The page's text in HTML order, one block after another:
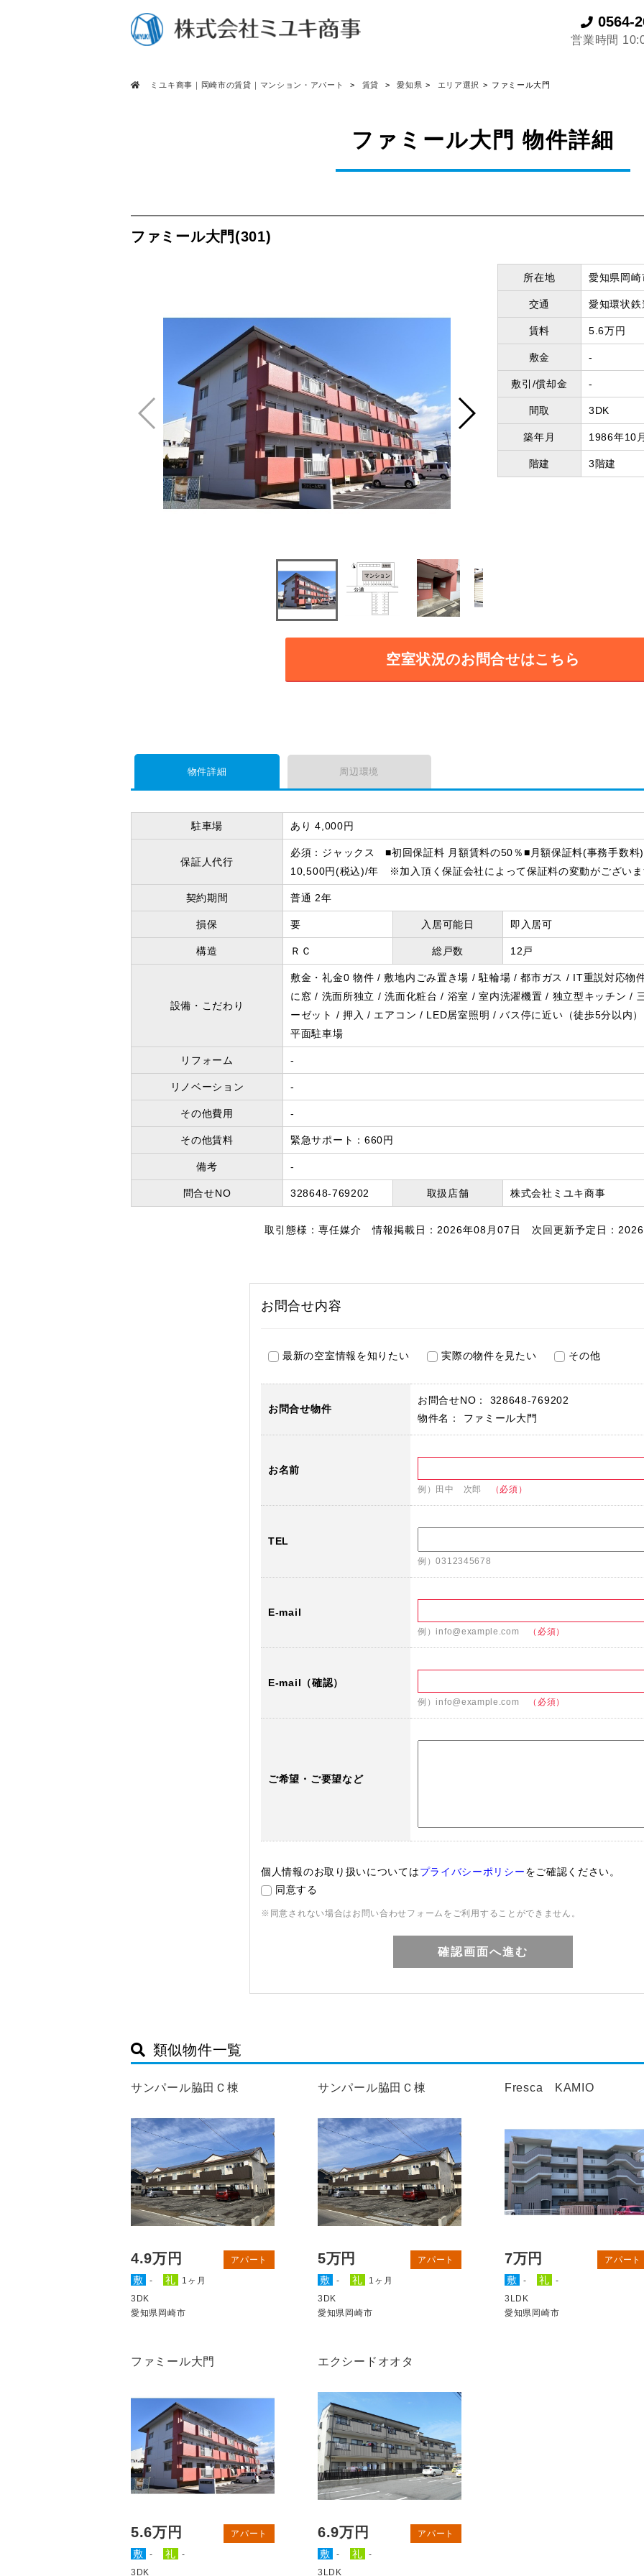
0564-
営業時間
ミユキ商事｜岡崎市の賃貸｜マンション・アパート 賃貸 愛知県 エリア選択 ファミール大門
ファミール大門 物件詳細
ファミール大門(301)
所在地 愛知県岡崎
交通 愛知環状
賃料 5.6万円
敷金 -
敷引/償却金 -
間取 3DK
築年月 1986年10月
階建 3階建
空室状況のお問合せはこちら
物件詳細 周辺環境
駐車場 あり 4,000円
保証人代行
必須：ジャックス ■初回保証料 月額賃料の50％■月額保証料(事務手数料
10,500円(税込)/年 ※加入頂く保証会社によって保証料の変動がございま
契約期間 普通 2年
損保 要 入居可能日 即入居可
構造 ＲＣ 総戸数 12戸
設備・こだわり
敷金・礼金0 物件 敷地内ごみ置き場 駐輪場 都市ガス IT重説対応物
に窓
洗面所独立 洗面化粧台 浴室 室内洗濯機置 独立型キッチン
ーゼット
押入 エアコン LED居室照明 バス停に近い（徒歩5分以内）
平面駐車場
リフォーム -
リノベーション -
その他費用 -
その他賃料 緊急サポート：660円
備考 -
問合せNO 328648-769202 取扱店舗 株式会社ミユキ商事
取引態様：専任媒介 情報掲載日：2026年08月07日 次回更新予定日：2026
お問合せ内容
最新の空室情報を知りたい 実際の物件を見たい その他
お問合せ物件
お問合せNO： 328648-769202
物件名： ファミール大門
お名前
例）田中 次郎 （必須）
TEL
例）0312345678
E-mail
例）info@example.com （必須）
E-mail（確認）
例）info@example.com （必須）
ご希望・ご要望など
個人情報のお取り扱いについてはプライバシーポリシーをご確認ください。
同意する
※同意されない場合はお問い合わせフォームをご利用することができません。
類似物件一覧
サンパール脇田Ｃ棟
4.9万円 アパート
敷 - 礼
1ヶ月
3DK
愛知県岡崎市
サンパール脇田Ｃ棟
5万円 アパート
敷 - 礼
1ヶ月
3DK
愛知県岡崎市
Fresca KAMIO
7万円 アパート
敷 - 礼
-
3LDK
愛知県岡崎市
ファミール大門
5.6万円 アパート
敷 - 礼
-
3DK
エクシードオオタ
6.9万円 アパート
敷 - 礼
-
3LDK